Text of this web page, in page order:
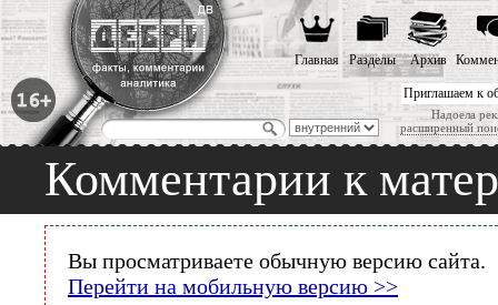
Приглашаем к
Надоела
расширенный
Главная Разделы Архив
Комментарии к
Вы просматриваете обычную версию сайта.
Перейти на мобильную версию >>